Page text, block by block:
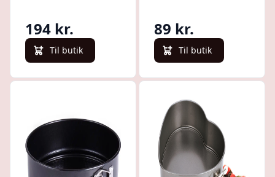
194 kr.
Til butik
89 kr.
Til butik